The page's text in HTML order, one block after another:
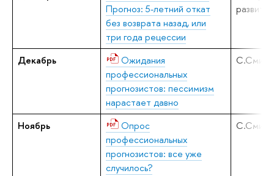
Прогноз: 5-летний откат
без возврата назад, или
три года рецессии
развития
Декабрь
Ожидания
профессиональных
прогнозистов: пессимизм
нарастает давно
Ноябрь
Опрос
профессиональных
прогнозистов: все уже
случилось?